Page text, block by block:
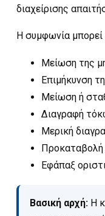
διαχείρισης
Η συμφωνία
Μείωση της
Επιμήκυνση
Μείωση ή
Διαγραφή
Μερική
Προκαταβολή
Εφάπαξ
Βασική αρχή: Η